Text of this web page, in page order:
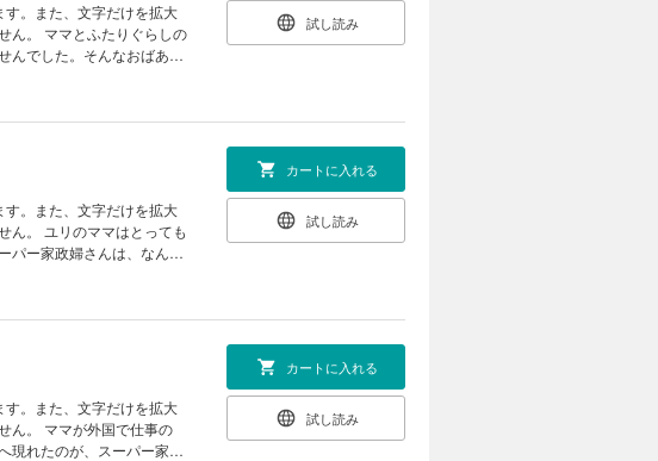
。また、文字だけを拡大
しの
んでした。そんなおばあち
試し読み
。また、文字だけを拡大
ても
パー家政婦さんは、なんと
カートに入れる
試し読み
。また、文字だけを拡大
事の
れたのが、スーパー家政
カートに入れる
試し読み